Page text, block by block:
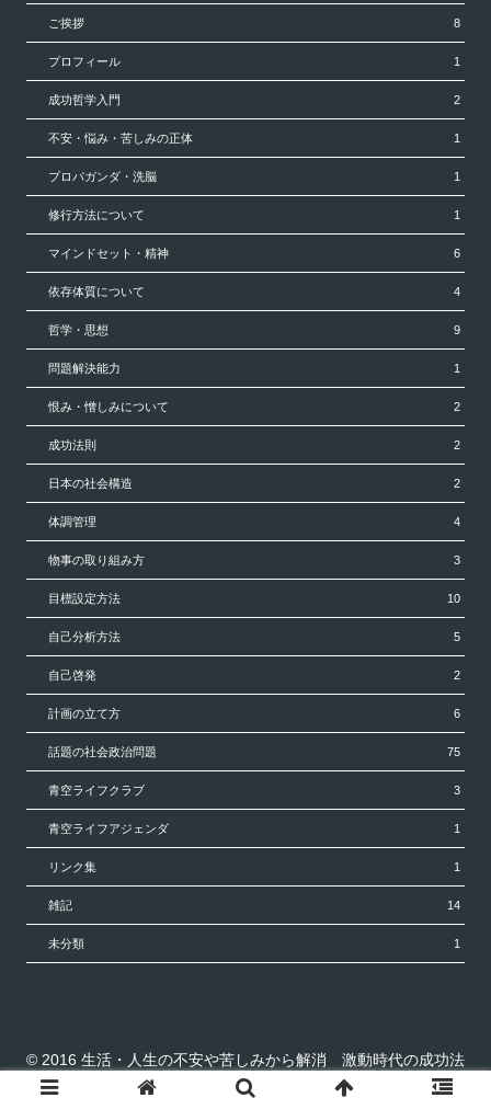
ご挨拶 8
プロフィール 1
成功哲学入門 2
不安・悩み・苦しみの正体 1
プロパガンダ・洗脳 1
修行方法について 1
マインドセット・精神 6
依存体質について 4
哲学・思想 9
問題解決能力 1
恨み・憎しみについて 2
成功法則 2
日本の社会構造 2
体調管理 4
物事の取り組み方 3
目標設定方法 10
自己分析方法 5
自己啓発 2
計画の立て方 6
話題の社会政治問題 75
青空ライフクラブ 3
青空ライフアジェンダ 1
リンク集 1
雑記 14
未分類 1
© 2016 生活・人生の不安や苦しみから解消 激動時代の成功法
則 青空ライフ.